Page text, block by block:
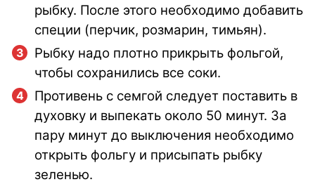
рыбку. После этого необходимо добавить
специи (перчик, розмарин, тимьян).
Рыбку надо плотно прикрыть фольгой,
чтобы сохранились все соки.
Противень с семгой следует поставить в
духовку и выпекать около 50 минут. За
пару минут до выключения необходимо
открыть фольгу и присыпать рыбку
зеленью.